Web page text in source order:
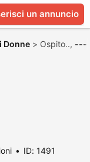
un annuncio
Donne > Ospito.., ---
ID: 1491